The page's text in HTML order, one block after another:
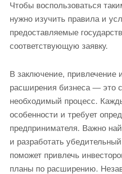
Чтобы воспользоваться
нужно изучить правила и
предоставляемые
соответствующую заявку.
В заключение, привлечение
расширения бизнеса — это
необходимый процесс.
особенности и требует
предпринимателя. Важно
и разработать
поможет привлечь
планы по расширению.